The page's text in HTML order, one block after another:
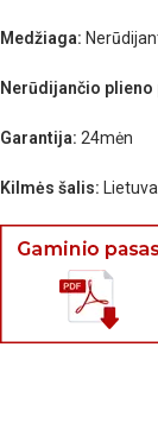
Medžiaga:
Nerūdijančio plieno
Garantija: 24mėn
Kilmės šalis: Lietuva